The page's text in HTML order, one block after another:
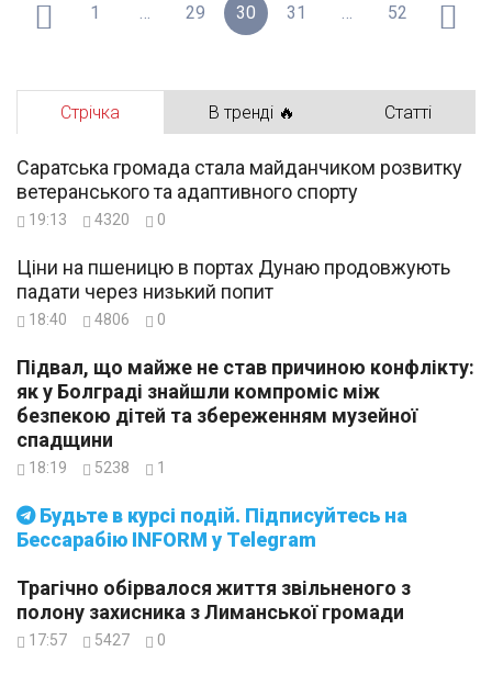
1 … 29 30 31 … 52
Стрічка В тренді 🔥 Статті
Будьте в курсі подій. Підписуйтесь на
Бессарабію INFORM у Telegram
Саратська громада стала майданчиком розвитку
ветеранського та адаптивного спорту
19:13 4320 0
Ціни на пшеницю в портах Дунаю продовжують
падати через низький попит
18:40 4806 0
Підвал, що майже не став причиною конфлікту:
як у Болграді знайшли компроміс між
безпекою дітей та збереженням музейної
спадщини
18:19 5238 1
Трагічно обірвалося життя звільненого з
полону захисника з Лиманської громади
17:57 5427 0